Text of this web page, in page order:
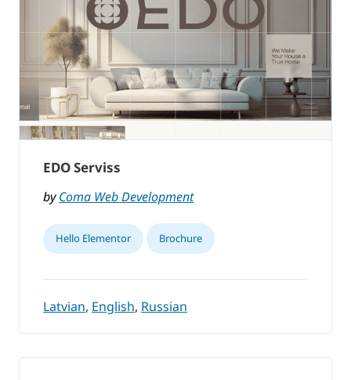
EDO Serviss
byComa Web Development
Hello Elementor Brochure
Latvian, English, Russian